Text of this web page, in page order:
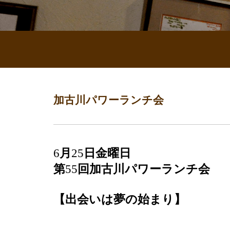
加古川パワーランチ会
6月 25 日金曜日
第55 回加古川パワーランチ会
【出会いは夢の始まり】